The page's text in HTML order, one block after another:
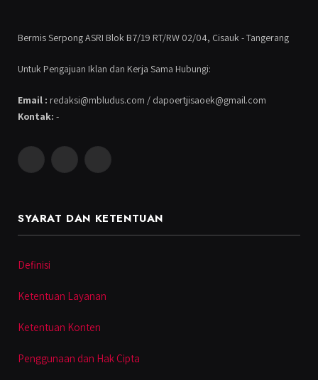
Bermis Serpong ASRI Blok B7/19 RT/RW 02/04, Cisauk - Tangerang
Untuk Pengajuan Iklan dan Kerja Sama Hubungi:
Email : redaksi@mbludus.com / dapoertjisaoek@gmail.com
Kontak: -
Facebook Instagram YouTube
SYARAT DAN KETENTUAN
Definisi
Ketentuan Layanan
Ketentuan Konten
Penggunaan dan Hak Cipta